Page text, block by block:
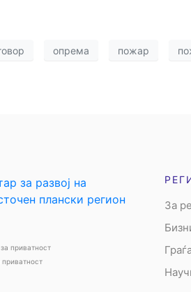
опрема пожар
приватност
приватност
За